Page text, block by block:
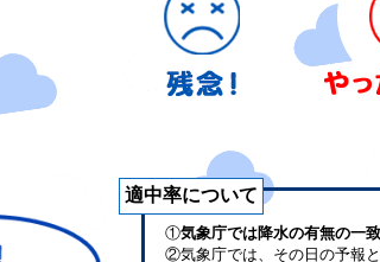
適中率について
①気象庁では降水の有無の一
②気象庁では、その日の予報